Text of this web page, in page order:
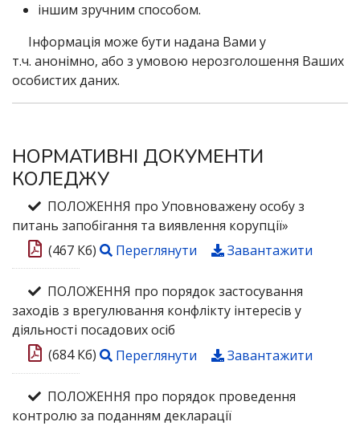
іншим зручним способом.
Інформація може бути надана Вами у
т.ч. анонімно, або з умовою нерозголошення Ваших
особистих даних.
НОРМАТИВНІ ДОКУМЕНТИ
КОЛЕДЖУ
ПОЛОЖЕННЯ про Уповноважену особу з
питань запобігання та виявлення корупції»
(467 Кб)
Переглянути Завантажити
ПОЛОЖЕННЯ про порядок застосування
заходів з врегулювання конфлікту інтересів у
діяльності посадових осіб
(684 Кб)
Переглянути Завантажити
ПОЛОЖЕННЯ про порядок проведення
контролю за поданням декларації